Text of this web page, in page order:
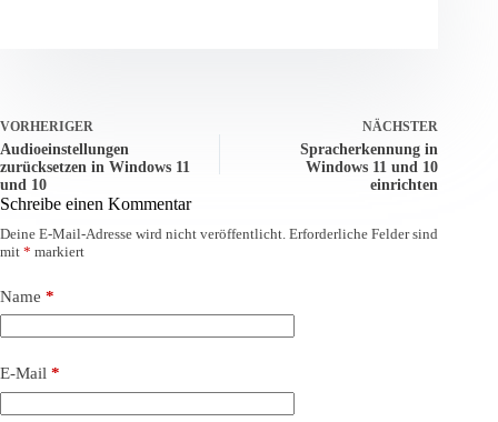
VORHERIGER
Audioeinstellungen
zurücksetzen in Windows 11
und 10
NÄCHSTER
Spracherkennung in
Windows 11 und 10
einrichten
Schreibe einen Kommentar
Deine E-Mail-Adresse wird nicht veröffentlicht. Erforderliche Felder sind
mit * markiert
Name *
E-Mail *